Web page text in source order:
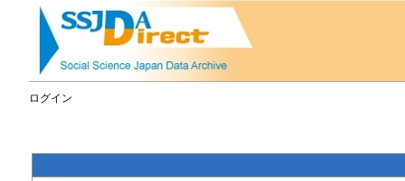
ログイン